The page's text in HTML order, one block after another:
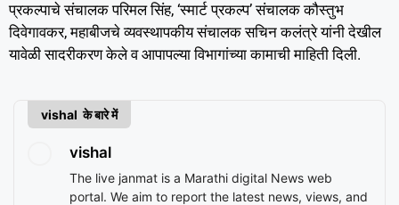
प्रकल्पाचे संचालक परिमल सिंह, ‘स्मार्ट प्रकल्प’ संचालक कौस्तुभ
दिवेगावकर, महाबीजचे व्यवस्थापकीय संचालक सचिन कलंत्रे यांनी देखील
यावेळी सादरीकरण केले व आपापल्या विभागांच्या कामाची माहिती दिली.
vishal के बारे में
vishal
The live janmat is a Marathi digital News web
portal. We aim to report the latest news, views, and